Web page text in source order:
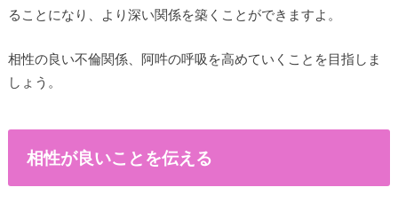
ることになり、より深い関係を築くことができますよ。
相性の良い不倫関係、阿吽の呼吸を高めていくことを目指しま
しょう。
相性が良いことを伝える